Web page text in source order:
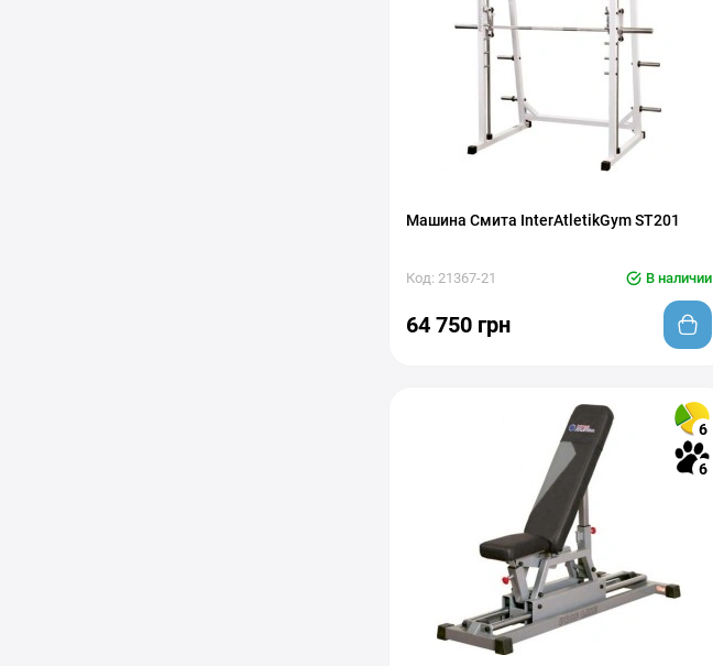
Машина Смита InterAtletikGym ST201
Код: 21367-21 В наличии
64 750 грн
6
6